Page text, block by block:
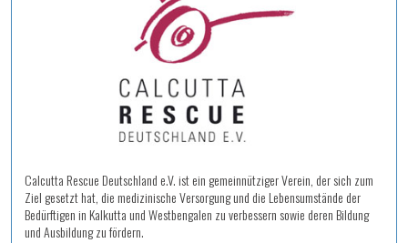
Calcutta Rescue Deutschland e.V. ist ein gemeinnütziger Verein, der sich zum
Ziel gesetzt hat, die medizinische Versorgung und die Lebensumstände der
Bedürftigen in Kalkutta und Westbengalen zu verbessern sowie deren Bildung
und Ausbildung zu fördern.